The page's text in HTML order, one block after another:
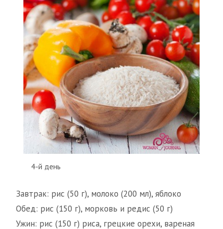
4-й день
Завтрак: рис (50 г), молоко (200 мл), яблоко
Обед: рис (150 г), морковь и редис (50 г)
Ужин: рис (150 г) риса, грецкие орехи, вареная